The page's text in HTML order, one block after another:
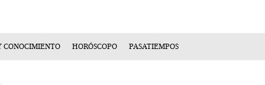
CONOCIMIENTO HORÓSCOPO PASATIEMPOS